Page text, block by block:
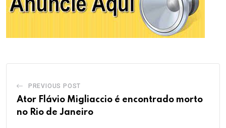
PREVIOUS POST
Ator Flávio Migliaccio é encontrado morto
no Rio de Janeiro